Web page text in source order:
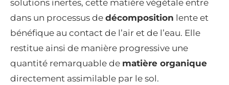
solutions inertes, cette matière végétale entre
dans un processus de décomposition lente et
bénéfique au contact de l’air et de l’eau. Elle
restitue ainsi de manière progressive une
quantité remarquable de matière organique
directement assimilable par le sol.